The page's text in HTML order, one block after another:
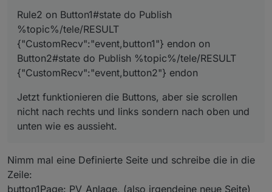
Rule2 on Button1#state do Publish
%topic%/tele/RESULT
{"CustomRecv":"event,button1"} endon on
Button2#state do Publish %topic%/tele/RESULT
{"CustomRecv":"event,button2"} endon
Jetzt funktionieren die Buttons, aber sie scrollen
nicht nach rechts und links sondern nach oben und
unten wie es aussieht.
Nimm mal eine Definierte Seite und schreibe die in die
Zeile:
button1Page: PV_Anlage, (also irgendeine neue Seite)